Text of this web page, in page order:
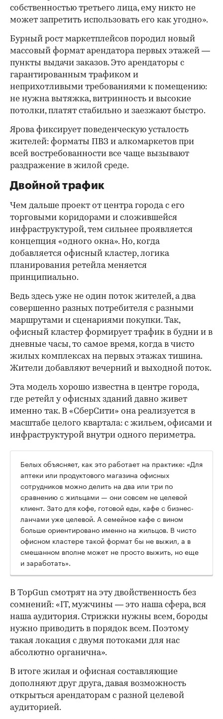
собственностью третьего лица, ему никто не
может запретить использовать его как угодно».
Бурный рост маркетплейсов породил новый
массовый формат арендатора первых этажей —
пункты выдачи заказов. Это арендаторы с
гарантированным трафиком и
неприхотливыми требованиями к помещению:
не нужна вытяжка, витринность и высокие
потолки, платят стабильно и заезжают быстро.
Ярова фиксирует поведенческую усталость
жителей: форматы ПВЗ и алкомаркетов при
всей востребованности все чаще вызывают
раздражение в жилой среде.
Двойной трафик
Чем дальше проект от центра города с его
торговыми коридорами и сложившейся
инфраструктурой, тем сильнее проявляется
концепция «одного окна». Но, когда
добавляется офисный кластер, логика
планирования ретейла меняется
принципиально.
Ведь здесь уже не один поток жителей, а два
совершенно разных потребителя с разными
маршрутами и сценариями покупки. Так,
офисный кластер формирует трафик в будни и в
дневные часы, то самое время, когда в чисто
жилых комплексах на первых этажах тишина.
Жители добавляют вечерний и выходной поток.
Эта модель хорошо известна в центре города,
где ретейл у офисных зданий давно живет
именно так. В «СберСити» она реализуется в
масштабе целого квартала: с жильем, офисами и
инфраструктурой внутри одного периметра.
Белых объясняет, как это работает на практике: «Для
аптеки или продуктового магазина офисных
сотрудников можно делить на два или три по
сравнению с жильцами — они совсем не целевой
клиент. Зато для кофе, готовой еды, кафе с бизнес-
ланчами уже целевой. А семейное кафе с вином
больше ориентировано именно на жильцов. В чисто
офисном кластере такой формат бы не выжил, а в
смешанном вполне может не просто выжить, но еще
и заработать».
В TopGun смотрят на эту двойственность без
сомнений: «IT, мужчины — это наша сфера, вся
наша аудитория. Стрижки нужны всем, бороды
нужно приводить в порядок всем. Поэтому
такая локация с двумя потоками для нас
абсолютно органична».
В итоге жилая и офисная составляющие
дополняют друг друга, давая возможность
открыться арендаторам с разной целевой
аудиторией.